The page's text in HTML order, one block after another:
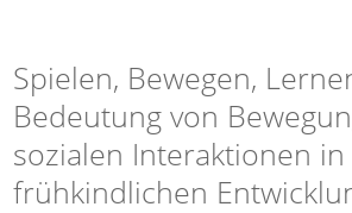
Spielen, Bewegen,
Bedeutung von
sozialen Interaktionen
frühkindlichen